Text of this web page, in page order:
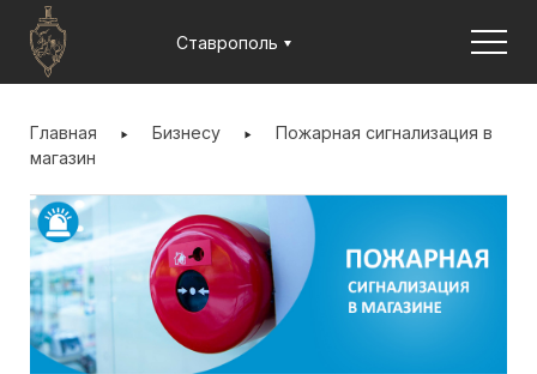
Ставрополь
ЗДЕСЬ
Главная Бизнесу
Пожарная сигнализация в
магазин